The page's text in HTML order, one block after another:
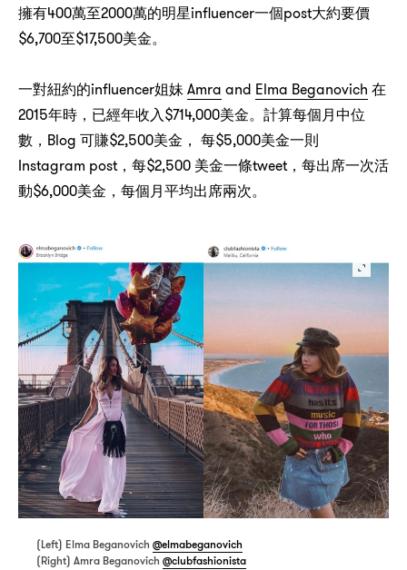
擁有400萬至2000萬的明星influencer一個post大約要價
$6,700至$17,500美金。
一對紐約的influencer姐妹 Amra and Elma Beganovich 在
2015年時 ， 已經年收入 $714,000美金。計算每個月中位
數 ，Blog 可賺$2,500美金 ， 每$5,000美金一則
Instagram post， 每$2,500 美金一條tweet， 每出席一次活
動$6,000美金 ， 每個月平均出席兩次。
(Left) Elma Beganovich @elmabeganovich
(Right) Amra Beganovich @clubfashionista